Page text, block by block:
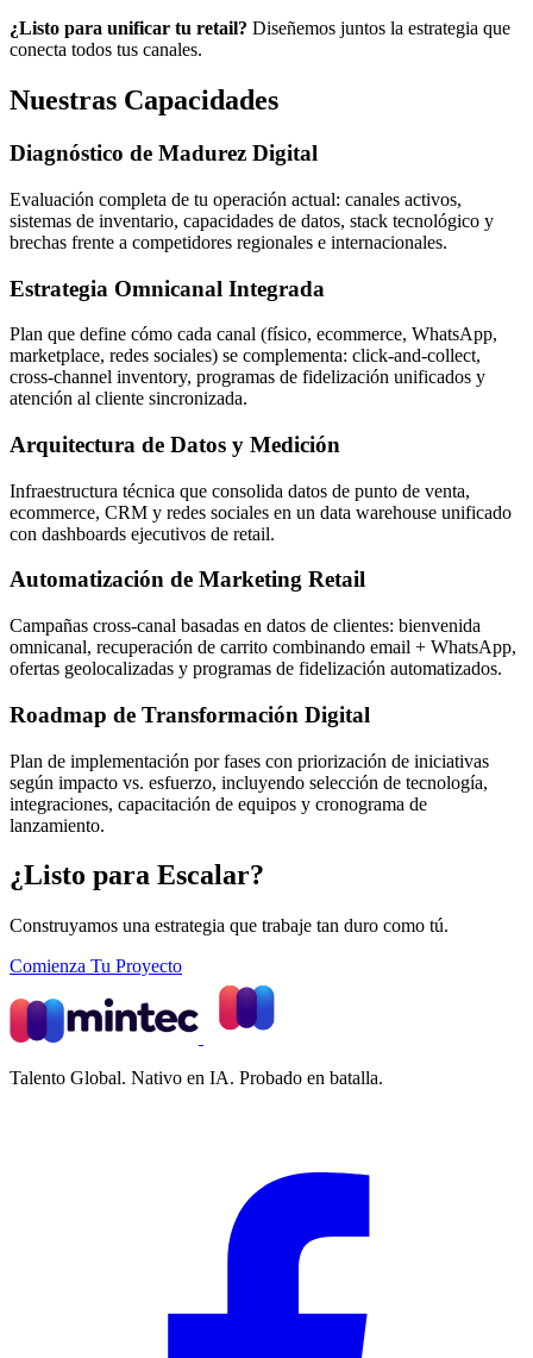
¿Listo para unificar tu retail? Diseñemos juntos la estrategia que
conecta todos tus canales.
Nuestras Capacidades
Diagnóstico de Madurez Digital
Evaluación completa de tu operación actual: canales activos,
sistemas de inventario, capacidades de datos, stack tecnológico y
brechas frente a competidores regionales e internacionales.
Estrategia Omnicanal Integrada
Plan que define cómo cada canal (físico, ecommerce, WhatsApp,
marketplace, redes sociales) se complementa: click-and-collect,
cross-channel inventory, programas de fidelización unificados y
atención al cliente sincronizada.
Arquitectura de Datos y Medición
Infraestructura técnica que consolida datos de punto de venta,
ecommerce, CRM y redes sociales en un data warehouse unificado
con dashboards ejecutivos de retail.
Automatización de Marketing Retail
Campañas cross-canal basadas en datos de clientes: bienvenida
omnicanal, recuperación de carrito combinando email + WhatsApp,
ofertas geolocalizadas y programas de fidelización automatizados.
Roadmap de Transformación Digital
Plan de implementación por fases con priorización de iniciativas
según impacto vs. esfuerzo, incluyendo selección de tecnología,
integraciones, capacitación de equipos y cronograma de
lanzamiento.
¿Listo para Escalar?
Construyamos una estrategia que trabaje tan duro como tú.
Comienza Tu Proyecto
Talento Global. Nativo en IA. Probado en batalla.